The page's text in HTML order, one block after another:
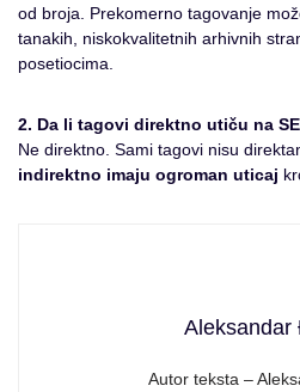
od broja. Prekomerno tagovanje
tanakih, niskokvalitetnih arhivnih
posetiocima.
2. Da li tagovi direktno utiču na
Ne direktno. Sami tagovi nisu
indirektno imaju ogroman uticaj
Aleksandar
Autor teksta –